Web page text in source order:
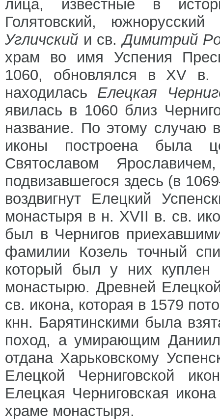
лица, известные в
Голятовский,
Угличский и св.Димитрий
храм во имя Успения
1060, обновлялся в XV
находилась Елецкая
явилась в 1060 близ
название. По этому случаю
иконы построена была
Святославом
подвизавшегося здесь (в
воздвигнут Елецкий
монастыря в н. XVII в. св.
был в Чернигов
фамилии Козель точный
который был у них куплен
монастырю. Древней
св. икона, которая в 1579
кнн. Барятинскими была
поход, а умирающим
отдана Харьковскому
Елецкой Черниговской
Елецкая Черниговская
храме монастыря.